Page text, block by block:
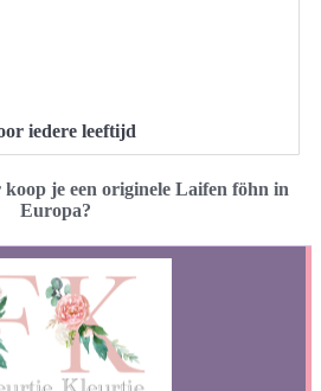
iedere leeftijd
koop je een originele Laifen föhn in
Europa?